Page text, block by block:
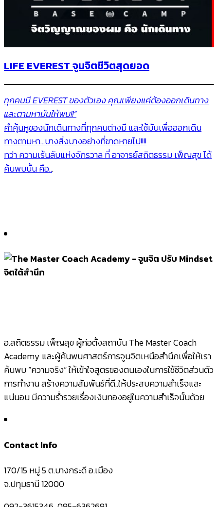
LIFE EVEREST จูนจิตชีวิตสุดยอด
ทุกคนมี EVEREST ของตัวเอง คุณเพียงแค่ต้องออกเดินทาง
และตามหามันให้พบ!!”
คำคุ้นหูของนักเดินทางที่ทุกคนต่างมี และใช้มันเพื่อออกเดิน
ทางตามหา…บางสิ่งบางอย่างที่ขาดหายไป!!!!
ทว่า ความเร้นลับแห่งจักรวาล ที่ อาจารย์สถิตธรรม เพ็ญสุข ได้
ค้นพบนั้น คือ...
อ.สถิตธรรม เพ็ญสุข ผู้ก่อตั้งสถาบัน The Master Coach
Academy และผู้ค้นพบศาสตร์การจูนจิตเหนือสำนึกเพื่อให้เรา
ค้นพบ “ความจริง” ให้เข้าใจสูตรของตนเองในการใช้ชีวิตส่วนตัว
การทำงาน สร้างความสัมพันธ์ที่ดี..ให้ประสบความสำเร็จและ
แน่นอน มีความร่ำรวยเรื่องเงินทองอยู่ในความสำเร็จนั้นด้วย
Contact Info
170/15 หมู่ 5 ต.บางกระดี อ.เมือง
จ.ปทุมธานี 12000